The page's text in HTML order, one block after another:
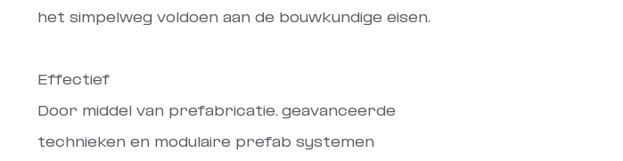
het simpelweg voldoen aan de bouwkundige eisen.
Effectief
Door middel van prefabricatie, geavanceerde
technieken en modulaire prefab systemen